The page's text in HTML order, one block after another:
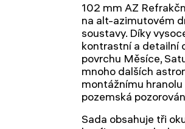
102 mm AZ
na alt-azimutovém
soustavy. Díky
kontrastní a detailní
povrchu Měsíce,
mnoho dalších
montážnímu
pozemská
Sada obsahuje tři